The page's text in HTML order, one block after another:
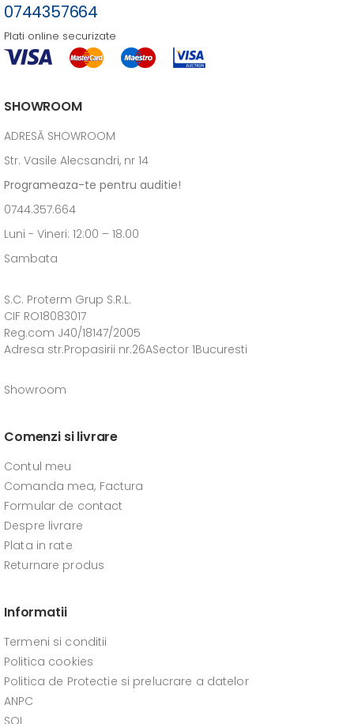
0744357664
Plati online securizate
SHOWROOM
ADRESĂ SHOWROOM
Str. Vasile Alecsandri, nr 14
Programeaza-te pentru auditie!
0744.357.664
Luni - Vineri: 12:00 – 18.00
Sambata
S.C. Proterm Grup S.R.L.
CIF RO18083017
Reg.com J40/18147/2005
Adresa str.Propasirii nr.26ASector 1Bucuresti
Showroom
Comenzi si livrare
Contul meu
Comanda mea, Factura
Formular de contact
Despre livrare
Plata in rate
Returnare produs
Informatii
Termeni si conditii
Politica cookies
Politica de Protectie si prelucrare a datelor
ANPC
SOL